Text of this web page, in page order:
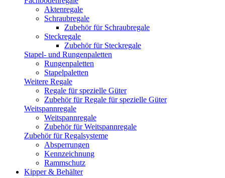
Aktenregale
Schraubregale
Zubehör für Schraubregale
Steckregale
Zubehör für Steckregale
Stapel- und Rungenpaletten
Rungenpaletten
Stapelpaletten
Weitere Regale
Regale für spezielle Güter
Zubehör für Regale für spezielle Güter
Weitspannregale
Weitspannregale
Zubehör für Weitspannregale
Zubehör für Regalsysteme
Absperrungen
Kennzeichnung
Rammschutz
Kipper & Behälter